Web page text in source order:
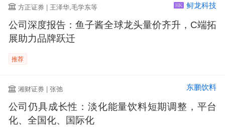
方正证券 | 王泽华,毛学东等 HK 鲟龙科技
公司深度报告：鱼子酱全球龙头量价齐升，C端拓
展助力品牌跃迁
推荐
湘财证券 | 张弛 东鹏饮料
公司仍具成长性：淡化能量饮料短期调整，平台
化、全国化、国际化